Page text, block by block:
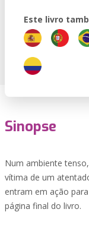
Este livro
Sinopse
Num ambiente
vítima de um
entram em ação
página final do livro.